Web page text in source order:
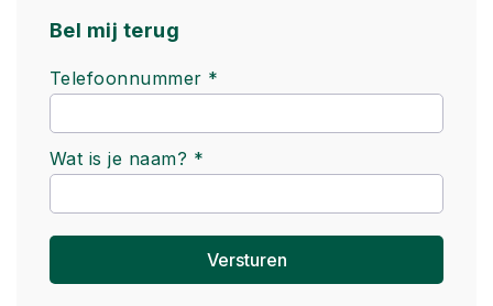
Bel mij terug
Telefoonnummer *
Wat is je naam? *
Versturen